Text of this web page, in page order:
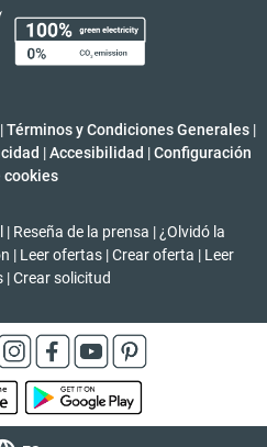
|Términos y Condiciones Generales |
| Accesibilidad | Configuración
cookies
| Reseña de la prensa | ¿Olvidó la
| Leer ofertas | Crear oferta | Leer
|Crear solicitud